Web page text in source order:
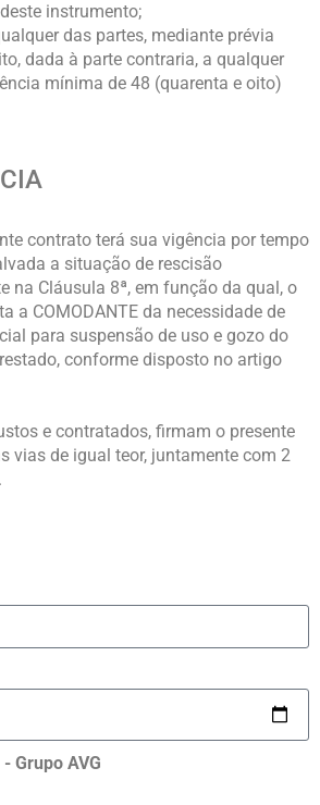
instrumento;
das partes, mediante prévia
dada à parte contraria, a qualquer
mínima de 48 (quarenta e oito)
contrato terá sua vigência por tempo
a situação de rescisão
na Cláusula 8ª, em função da qual, o
a COMODANTE da necessidade de
para suspensão de uso e gozo do
conforme disposto no artigo
e contratados, firmam o presente
vias de igual teor, juntamente com 2
Grupo AVG